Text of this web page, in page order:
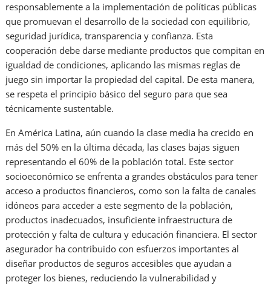
responsablemente a la implementación de políticas públicas
que promuevan el desarrollo de la sociedad con equilibrio,
seguridad jurídica, transparencia y confianza. Esta
cooperación debe darse mediante productos que compitan en
igualdad de condiciones, aplicando las mismas reglas de
juego sin importar la propiedad del capital. De esta manera,
se respeta el principio básico del seguro para que sea
técnicamente sustentable.
En América Latina, aún cuando la clase media ha crecido en
más del 50% en la última década, las clases bajas siguen
representando el 60% de la población total. Este sector
socioeconómico se enfrenta a grandes obstáculos para tener
acceso a productos financieros, como son la falta de canales
idóneos para acceder a este segmento de la población,
productos inadecuados, insuficiente infraestructura de
protección y falta de cultura y educación financiera. El sector
asegurador ha contribuido con esfuerzos importantes al
diseñar productos de seguros accesibles que ayudan a
proteger los bienes, reduciendo la vulnerabilidad y